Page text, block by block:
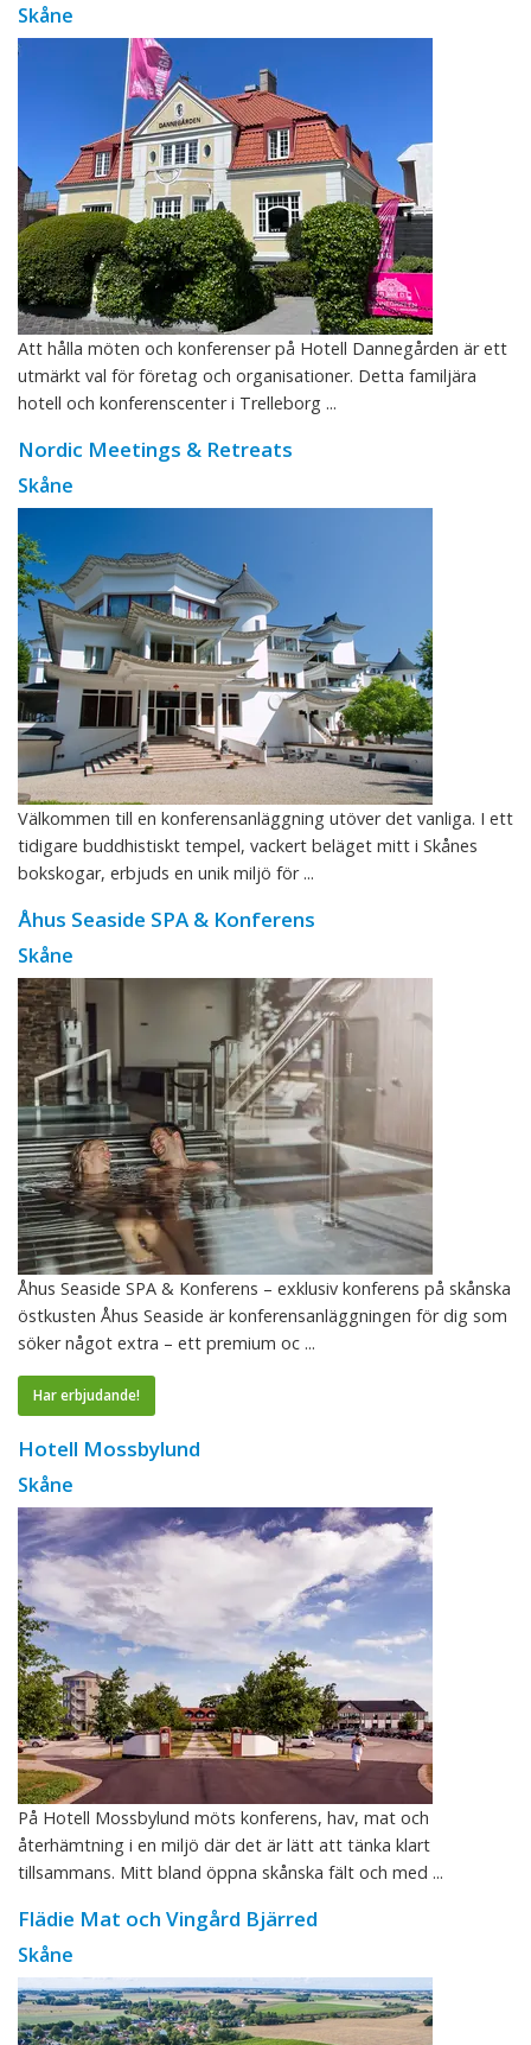
Skåne
Att hålla möten och konferenser på Hotell Dannegården är ett
utmärkt val för företag och organisationer. Detta familjära
hotell och konferenscenter i Trelleborg ...
Nordic Meetings & Retreats
Skåne
Välkommen till en konferensanläggning utöver det vanliga. I ett
tidigare buddhistiskt tempel, vackert beläget mitt i Skånes
bokskogar, erbjuds en unik miljö för ...
Åhus Seaside SPA & Konferens
Skåne
Åhus Seaside SPA & Konferens – exklusiv konferens på skånska
östkusten Åhus Seaside är konferensanläggningen för dig som
söker något extra – ett premium oc ...
Har erbjudande!
Hotell Mossbylund
Skåne
På Hotell Mossbylund möts konferens, hav, mat och
återhämtning i en miljö där det är lätt att tänka klart
tillsammans. Mitt bland öppna skånska fält och med ...
Flädie Mat och Vingård Bjärred
Skåne